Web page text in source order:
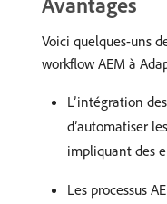
Voici quelques-uns
workflow AEM à
L’intégration
d’automatiser
impliquant des
Les processus